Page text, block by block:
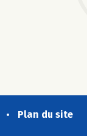
Plan du site